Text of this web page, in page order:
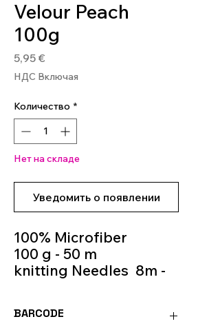
Velour Peach
100g
5,95 €
НДС Включая
Количество *
Нет на складе
Уведомить о появлении
100% Microfiber
100 g - 50 m
knitting Needles 8m -
BARCODE